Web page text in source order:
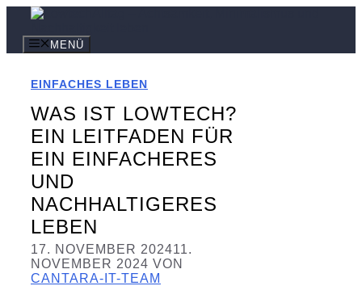
springenMENÜ
EINFACHES LEBEN
WAS IST LOWTECH?
EIN LEITFADEN FÜR
EIN EINFACHERES
UND
NACHHALTIGERES
LEBEN
17. NOVEMBER 202411.
NOVEMBER 2024 VON
CANTARA-IT-TEAM